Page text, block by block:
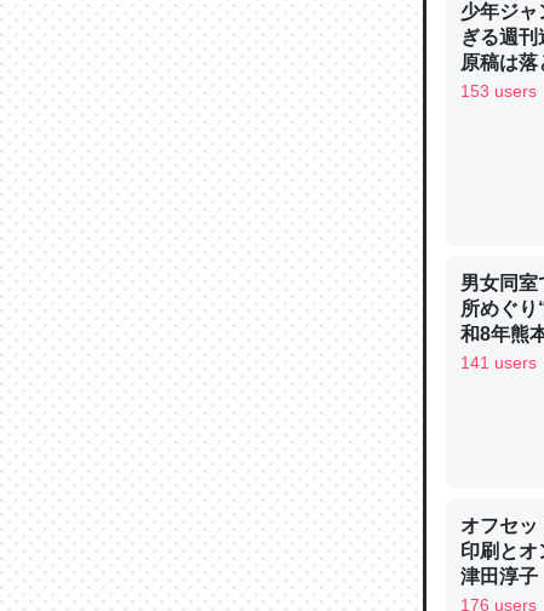
の600分
─ニュー
論文で
チンを
─ニュー
これを
─ニュー
少年ジャ
ぎる週
原稿は
153 users
男女同
所めぐ
和8年熊
141 users
オフセッ
印刷と
津田淳子
176 users